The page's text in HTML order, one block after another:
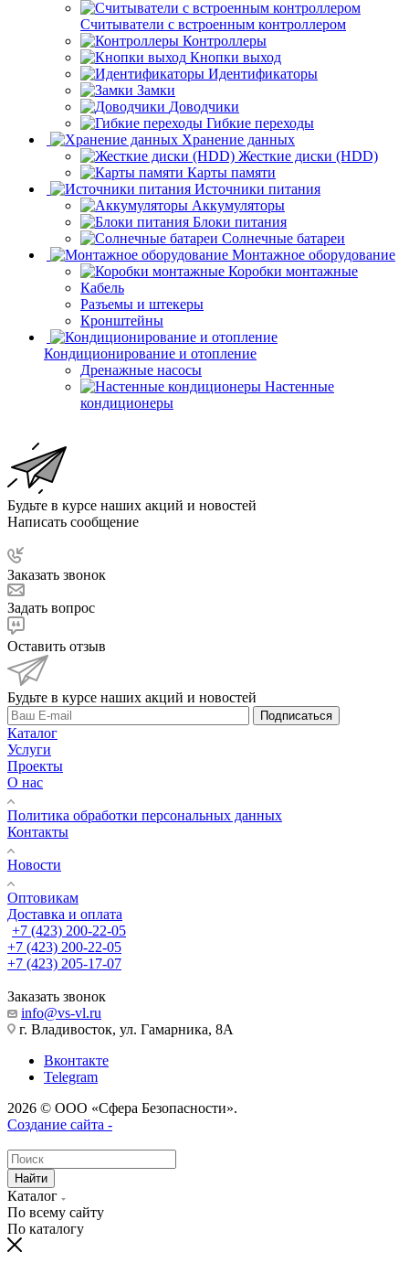
Считыватели с встроенным контроллером
Контроллеры
Кнопки выход
Идентификаторы
Замки
Доводчики
Гибкие переходы
Хранение данных
Жесткие диски (HDD)
Карты памяти
Источники питания
Аккумуляторы
Блоки питания
Солнечные батареи
Монтажное оборудование
Коробки монтажные
Кабель
Разъемы и штекеры
Кронштейны
Кондиционирование и отопление
Дренажные насосы
Настенные
кондиционеры
Будьте в курсе наших акций и новостей
Написать сообщение
Заказать звонок
Задать вопрос
Оставить отзыв
Будьте в курсе наших акций и новостей
Подписаться
Каталог
Услуги
Проекты
О нас
Политика обработки персональных данных
Контакты
Новости
Оптовикам
Доставка и оплата
+7 (423) 200-22-05
+7 (423) 200-22-05
+7 (423) 205-17-07
Заказать звонок
info@vs-vl.ru
г. Владивосток, ул. Гамарника, 8А
Вконтакте
Telegram
2026 © ООО «Сфера Безопасности».
Создание сайта -
Найти
Каталог
По всему сайту
По каталогу